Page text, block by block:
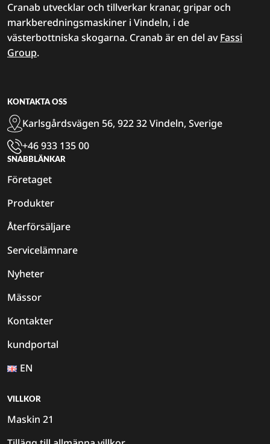
Cranab utvecklar och tillverkar kranar, gripar och
markberedningsmaskiner i Vindeln, i de
västerbottniska skogarna. Cranab är en del avFassi
Group.
KONTAKTA OSS
Karlsgårdsvägen 56, 922 32 Vindeln, Sverige
+46 933 135 00
SNABBLÄNKAR
Företaget
Produkter
Återförsäljare
Servicelämnare
Nyheter
Mässor
Kontakter
kundportal
EN
VILLKOR
Maskin 21